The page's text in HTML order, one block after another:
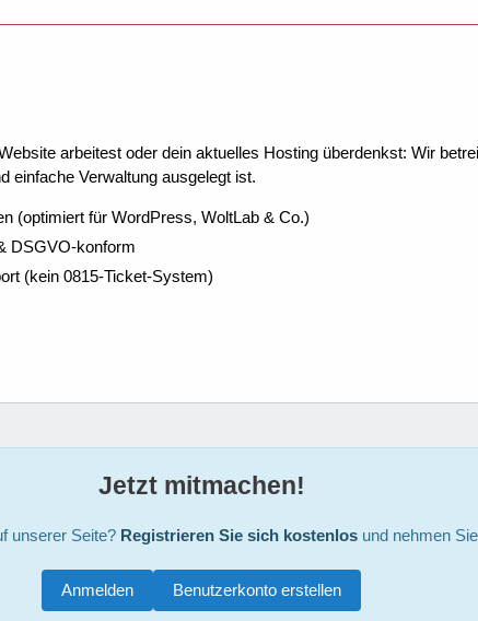
arbeitest oder dein aktuelles Hosting überdenkst: Wir
einfache Verwaltung ausgelegt ist.
(optimiert für WordPress, WoltLab & Co.)
DSGVO-konform
(kein 0815-Ticket-System)
Jetzt mitmachen!
unserer Seite? Registrieren Sie sich kostenlosund nehmen
Benutzerkonto erstellen
Anmelden